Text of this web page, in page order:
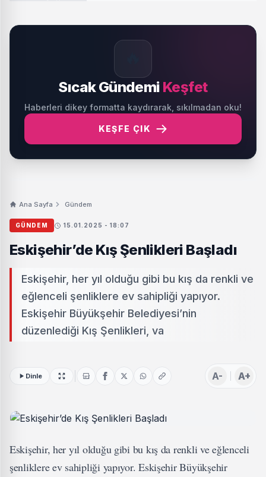
Sıcak Gündemi Keşfet
Haberleri dikey formatta kaydırarak, sıkılmadan oku!
KEŞFE ÇIK
Ana Sayfa Gündem
GÜNDEM 15.01.2025 - 18:07
Eskişehir’de Kış Şenlikleri Başladı
Eskişehir, her yıl olduğu gibi bu kış da renkli ve
eğlenceli şenliklere ev sahipliği yapıyor.
Eskişehir Büyükşehir Belediyesi’nin
düzenlediği Kış Şenlikleri, va
Dinle A- A+
Eskişehir, her yıl olduğu gibi bu kış da renkli ve eğlenceli
şenliklere ev sahipliği yapıyor. Eskişehir Büyükşehir